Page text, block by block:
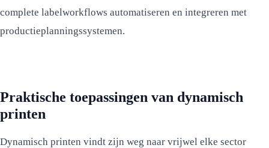
complete labelworkflows automatiseren en integreren met
productieplanningssystemen.
Praktische toepassingen van dynamisch
printen
Dynamisch printen vindt zijn weg naar vrijwel elke sector